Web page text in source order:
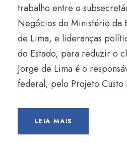
trabalho entre o
Negócios do Ministério da
de Lima, e lideranças
do Estado, para reduzir o
Jorge de Lima é o
federal, pelo Projeto Custo
LEIA MAIS